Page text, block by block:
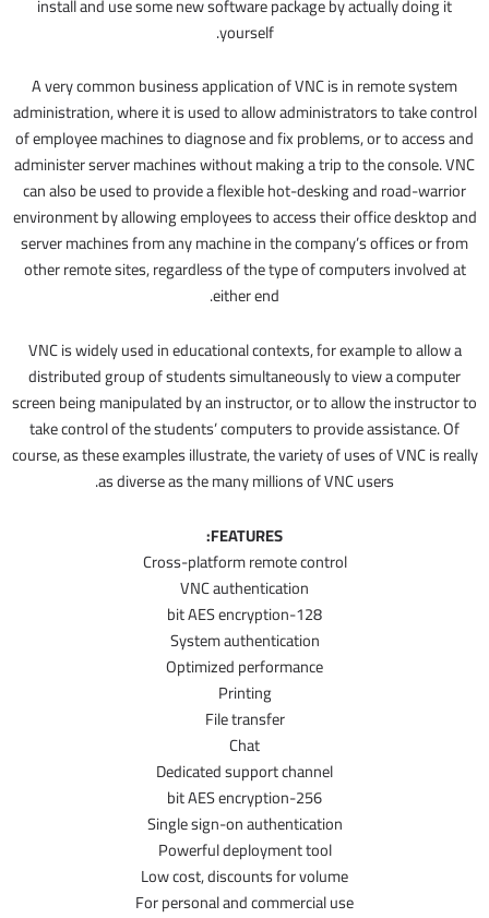
install and use some new software package by actually doing it
yourself.
A very common business application of VNC is in remote system
administration, where it is used to allow administrators to take control
of employee machines to diagnose and fix problems, or to access and
administer server machines without making a trip to the console. VNC
can also be used to provide a flexible hot-desking and road-warrior
environment by allowing employees to access their office desktop and
server machines from any machine in the company’s offices or from
other remote sites, regardless of the type of computers involved at
either end.
VNC is widely used in educational contexts, for example to allow a
distributed group of students simultaneously to view a computer
screen being manipulated by an instructor, or to allow the instructor to
take control of the students’ computers to provide assistance. Of
course, as these examples illustrate, the variety of uses of VNC is really
as diverse as the many millions of VNC users.
FEATURES:
Cross-platform remote control
VNC authentication
128-bit AES encryption
System authentication
Optimized performance
Printing
File transfer
Chat
Dedicated support channel
256-bit AES encryption
Single sign-on authentication
Powerful deployment tool
Low cost, discounts for volume
For personal and commercial use